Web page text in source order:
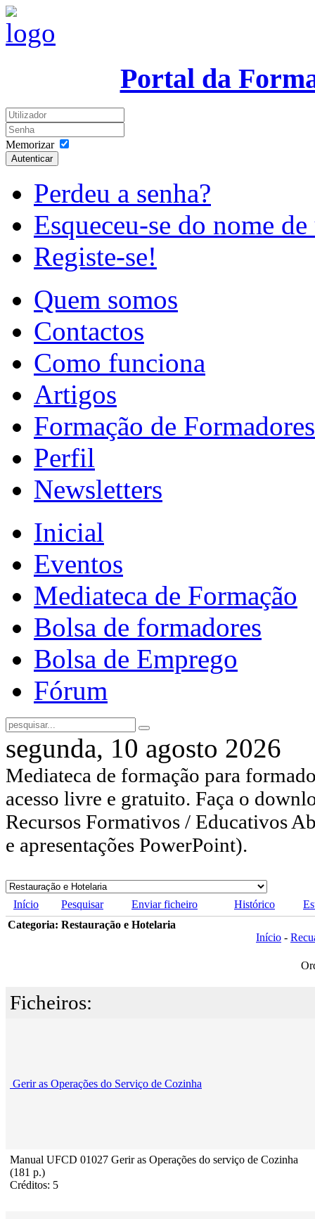
Portal da
Memorizar
Autenticar
Perdeu a senha?
Esqueceu-se do nome
Registe-se!
Quem somos
Contactos
Como funciona
Artigos
Formação de Formadores
Perfil
Newsletters
Inicial
Eventos
Mediateca de Formação
Bolsa de formadores
Bolsa de Emprego
Fórum
segunda, 10 agosto 2026
Mediateca de formação para
acesso livre e gratuito. Faça o
Recursos Formativos / Educativos
e apresentações PowerPoint).
Início Pesquisar Enviar ficheiro Histórico
Categoria: Restauração e Hotelaria
Início -
Ficheiros:
Gerir as Operações do Serviço de Cozinha
Manual UFCD 01027 Gerir as Operações do serviço de Cozinha
(181 p.)
Créditos: 5